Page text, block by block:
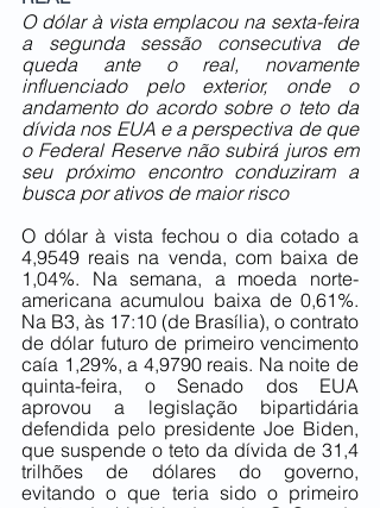
O dólar à vista emplacou na sexta-feira
a segunda sessão consecutiva de
queda ante o real, novamente
influenciado pelo exterior, onde o
andamento do acordo sobre o teto da
dívida nos EUA e a perspectiva de que
o Federal Reserve não subirá juros em
seu próximo encontro conduziram a
busca por ativos de maior risco
O dólar à vista fechou o dia cotado a
4,9549 reais na venda, com baixa de
1,04%. Na semana, a moeda norte-
americana acumulou baixa de 0,61%.
Na B3, às 17:10 (de Brasília), o contrato
de dólar futuro de primeiro vencimento
caía 1,29%, a 4,9790 reais. Na noite de
quinta-feira, o Senado dos EUA
aprovou a legislação bipartidária
defendida pelo presidente Joe Biden,
que suspende o teto da dívida de 31,4
trilhões de dólares do governo,
evitando o que teria sido o primeiro